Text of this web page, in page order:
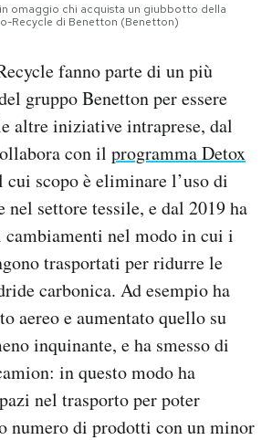
omaggio chi acquista un giubbotto della
Recycle di Benetton (Benetton)
fanno parte di un più
gruppo Benetton per essere
altre iniziative intraprese, dal
con il programma Detox
cui scopo è eliminare l’uso di
nel settore tessile, e dal 2019 ha
nel modo in cui i
trasportati per ridurre le
carbonica. Ad esempio ha
aereo e aumentato quello su
inquinante, e ha smesso di
in questo modo ha
nel trasporto per poter
numero di prodotti con un minor